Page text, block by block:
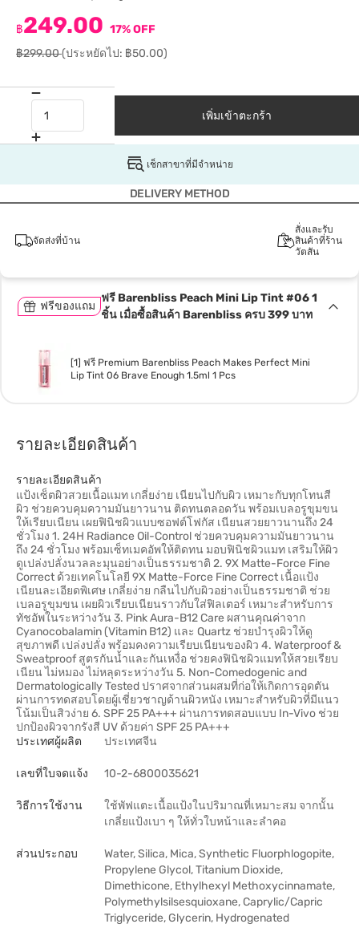
฿249.00 17% OFF
฿299.00(ประหยัดไป: ฿50.00)
เพิ่มเข้าตะกร้า
เช็กสาขาที่มีจำหน่าย
DELIVERY METHOD
จัดส่งที่บ้าน
สั่งและรับ
สินค้าที่ร้าน
วัตสัน
ฟรีของแถม
ฟรี Barenbliss Peach Mini Lip Tint #06 1
ชิ้น เมื่อซื้อสินค้า Barenbliss ครบ 399 บาท
[1] ฟรี Premium Barenbliss Peach Makes Perfect Mini
Lip Tint 06 Brave Enough 1.5ml 1 Pcs
รายละเอียดสินค้า
รายละเอียดสินค้า
แป้งเซ็ตผิวสวยเนื้อแมท เกลี่ยง่าย เนียนไปกับผิว เหมาะกับทุกโทนสี
ผิว ช่วยควบคุมความมันยาวนาน ติดทนตลอดวัน พร้อมเบลอรูขุมขน
ให้เรียบเนียน เผยฟินิชผิวแบบซอฟต์โฟกัส เนียนสวยยาวนานถึง 24
ชั่วโมง 1. 24H Radiance Oil-Control ช่วยควบคุมความมันยาวนาน
ถึง 24 ชั่วโมง พร้อมเซ็ทเมคอัพให้ติดทน มอบฟินิชผิวแมท เสริมให้ผิว
ดูเปล่งปลั่งนวลละมุนอย่างเป็นธรรมชาติ 2. 9X Matte-Force Fine
Correct ด้วยเทคโนโลยี 9X Matte-Force Fine Correct เนื้อแป้ง
เนียนละเอียดพิเศษ เกลี่ยง่าย กลืนไปกับผิวอย่างเป็นธรรมชาติ ช่วย
เบลอรูขุมขน เผยผิวเรียบเนียนราวกับใส่ฟิลเตอร์ เหมาะสำหรับการ
ทัชอัพในระหว่างวัน 3. Pink Aura-B12 Care ผสานคุณค่าจาก
Cyanocobalamin (Vitamin B12) และ Quartz ช่วยบำรุงผิวให้ดู
สุขภาพดี เปล่งปลั่ง พร้อมคงความเรียบเนียนของผิว 4. Waterproof &
Sweatproof สูตรกันน้ำและกันเหงื่อ ช่วยคงฟินิชผิวแมทให้สวยเรียบ
เนียน ไม่หมอง ไม่หลุดระหว่างวัน 5. Non-Comedogenic and
Dermatologically Tested ปราศจากส่วนผสมที่ก่อให้เกิดการอุดตัน
ผ่านการทดสอบโดยผู้เชี่ยวชาญด้านผิวหนัง เหมาะสำหรับผิวที่มีแนว
โน้มเป็นสิวง่าย 6. SPF 25 PA+++ ผ่านการทดสอบแบบ In-Vivo ช่วย
ปกป้องผิวจากรังสี UV ด้วยค่า SPF 25 PA+++
ประเทศผู้ผลิต
ประเทศจีน
เลขที่ใบจดแจ้ง 10-2-6800035621
วิธีการใช้งาน
ใช้พัฟแตะเนื้อแป้งในปริมาณที่เหมาะสม จากนั้น
เกลี่ยแป้งเบา ๆ ให้ทั่วใบหน้าและลําคอ
ส่วนประกอบ
Water, Silica, Mica, Synthetic Fluorphlogopite,
Propylene Glycol, Titanium Dioxide,
Dimethicone, Ethylhexyl Methoxycinnamate,
Polymethylsilsesquioxane, Caprylic/Capric
Triglyceride, Glycerin, Hydrogenated